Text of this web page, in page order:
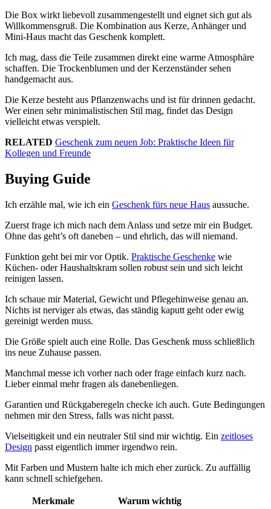
Die Box wirkt liebevoll zusammengestellt und eignet sich gut als
Willkommensgruß. Die Kombination aus Kerze, Anhänger und
Mini-Haus macht das Geschenk komplett.
Ich mag, dass die Teile zusammen direkt eine warme Atmosphäre
schaffen. Die Trockenblumen und der Kerzenständer sehen
handgemacht aus.
Die Kerze besteht aus Pflanzenwachs und ist für drinnen gedacht.
Wer einen sehr minimalistischen Stil mag, findet das Design
vielleicht etwas verspielt.
RELATED Geschenk zum neuen Job: Praktische Ideen für
Kollegen und Freunde
Buying Guide
Ich erzähle mal, wie ich ein Geschenk fürs neue Haus aussuche.
Zuerst frage ich mich nach dem Anlass und setze mir ein Budget.
Ohne das geht’s oft daneben – und ehrlich, das will niemand.
Funktion geht bei mir vor Optik. Praktische Geschenke wie
Küchen- oder Haushaltskram sollen robust sein und sich leicht
reinigen lassen.
Ich schaue mir Material, Gewicht und Pflegehinweise genau an.
Nichts ist nerviger als etwas, das ständig kaputt geht oder ewig
gereinigt werden muss.
Die Größe spielt auch eine Rolle. Das Geschenk muss schließlich
ins neue Zuhause passen.
Manchmal messe ich vorher nach oder frage einfach kurz nach.
Lieber einmal mehr fragen als danebenliegen.
Garantien und Rückgaberegeln checke ich auch. Gute Bedingungen
nehmen mir den Stress, falls was nicht passt.
Vielseitigkeit und ein neutraler Stil sind mir wichtig. Ein zeitloses
Design passt eigentlich immer irgendwo rein.
Mit Farben und Mustern halte ich mich eher zurück. Zu auffällig
kann schnell schiefgehen.
Merkmale
Warum wichtig